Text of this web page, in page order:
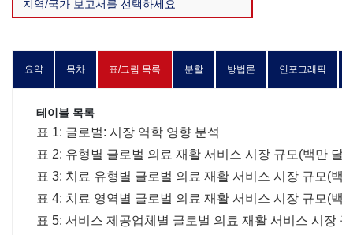
요약 목차 표/그림 목록 분할 방법론 인포그래픽
테이블 목록
표 1: 글로벌: 시장 역학 영향 분석
표 2: 유형별 글로벌 의료 재활 서비스 시장 규모(백만
표 3: 치료 유형별 글로벌 의료 재활 서비스 시장 규모(
표 4: 치료 영역별 글로벌 의료 재활 서비스 시장 규모(
표 5: 서비스 제공업체별 글로벌 의료 재활 서비스 시장